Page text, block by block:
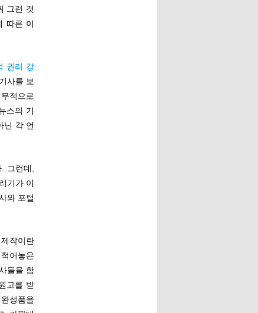
그런 것
따른 이
권리 강
사를 보
적으로
스의 기
닌 각 언
그런데,
기가 이
와 포털
작이란
어놓은
들을 함
고를 받
성품을